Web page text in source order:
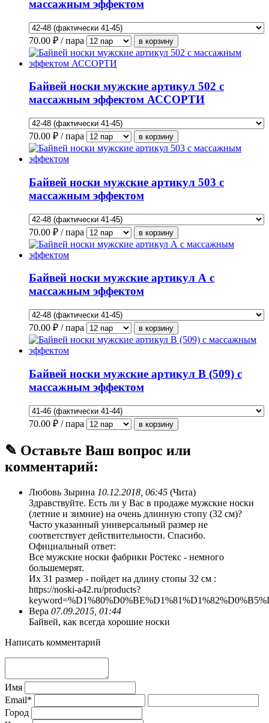
массажным эффектом
70.00 ₽ / пара
Байвей носки мужские артикул 502 с
массажным эффектом АССОРТИ
70.00 ₽ / пара
Байвей носки мужские артикул 503 с
массажным эффектом
70.00 ₽ / пара
Байвей носки мужские артикул А с
массажным эффектом
70.00 ₽ / пара
Байвей носки мужские артикул В (509) с
массажным эффектом
70.00 ₽ / пара
✎ Оставьте Ваш вопрос или
комментарий:
Любовь Зырина 10.12.2018, 06:45 (Чита)
Здравствуйте. Есть ли у Вас в продаже мужские носки
(летние и зимние) на очень длинную стопу (32 см)?
Часто указанный универсальный размер не
соответствует действительности. Спасибо.
Официальный ответ:
Все мужские носки фабрики Ростекс - немного
большемерят.
Их 31 размер - пойдет на длину стопы 32 см :
https://noski-a42.ru/products?
Вера 07.09.2015, 01:44
Байвей, как всегда хорошие носки
Написать комментарий
Имя
Email*
Город